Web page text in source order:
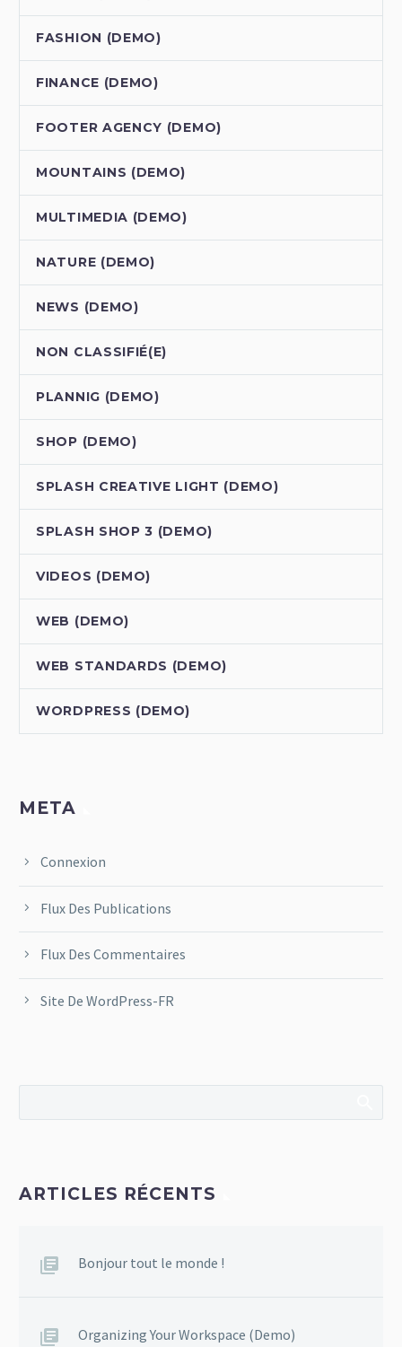
FASHION (DEMO)
FINANCE (DEMO)
FOOTER AGENCY (DEMO)
MOUNTAINS (DEMO)
MULTIMEDIA (DEMO)
NATURE (DEMO)
NEWS (DEMO)
NON CLASSIFIÉ(E)
PLANNIG (DEMO)
SHOP (DEMO)
SPLASH CREATIVE LIGHT (DEMO)
SPLASH SHOP 3 (DEMO)
VIDEOS (DEMO)
WEB (DEMO)
WEB STANDARDS (DEMO)
WORDPRESS (DEMO)
META
Connexion
Flux Des Publications
Flux Des Commentaires
Site De WordPress-FR
ARTICLES RÉCENTS
Bonjour tout le monde !
Organizing Your Workspace (Demo)